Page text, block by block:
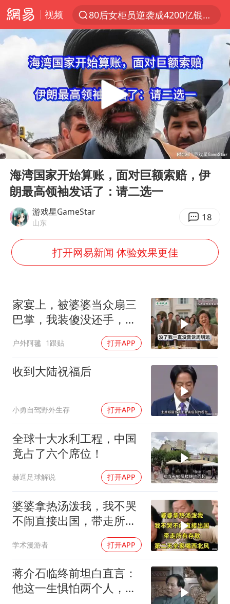
视频
80后女柜员逆袭成4200亿银行副行长
聚“绿”成势，结构转型活力足
金饰克价大幅跳涨
台风“白海豚”影响中国已成定局
台风“鲸鱼”停编
李在明批驻韩美军拖延归还用地说明啥
郑国霖回应去景区上班被保安拦下
曝侯明昊违反交规被约谈
“梅姨”准确年龄仍未知
韩国每3辆新上牌电车就有1辆来自中国
41岁女子为鼓励女儿考上985研究生
小区物业费要上涨 谁说了算
“事业单位招聘不是人情买卖”
女子利用漏洞0元买了3千台电器
中国经济展现强大韧性和活力
Play
00:00 06:06
海湾国家开始算账，面对巨额索赔，伊
朗最高领袖发话了：请二选一
游戏星GameStar
山东 18
打开网易新闻 体验效果更佳
家宴上，被婆婆当众扇三
巴掌，我装傻没还手，悄
悄卖别墅搬家，8天后丈
夫全家10人被新户主请出
家门
户外阿毽 1跟贴 打开APP
收到大陆祝福后
小勇自驾野外生存 打开APP
全球十大水利工程，中国
竟占了六个席位！
赫逗足球解说 打开APP
婆婆拿热汤泼我，我不哭
不闹直接出国，带走所有
学术漫游者 打开APP
蒋介石临终前坦白直言：
他这一生惧怕两个人，却